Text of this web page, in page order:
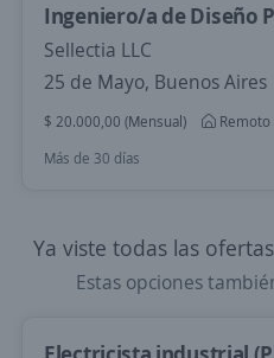
Ingeniero/a de Diseño
Sellectia LLC
25 de Mayo, Buenos Aires
$ 20.000,00 (Mensual)
Remoto
Más de 30 días
Ya viste todas las
Estas opciones